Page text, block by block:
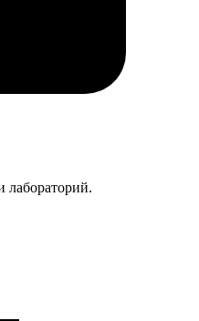
лабораторий.